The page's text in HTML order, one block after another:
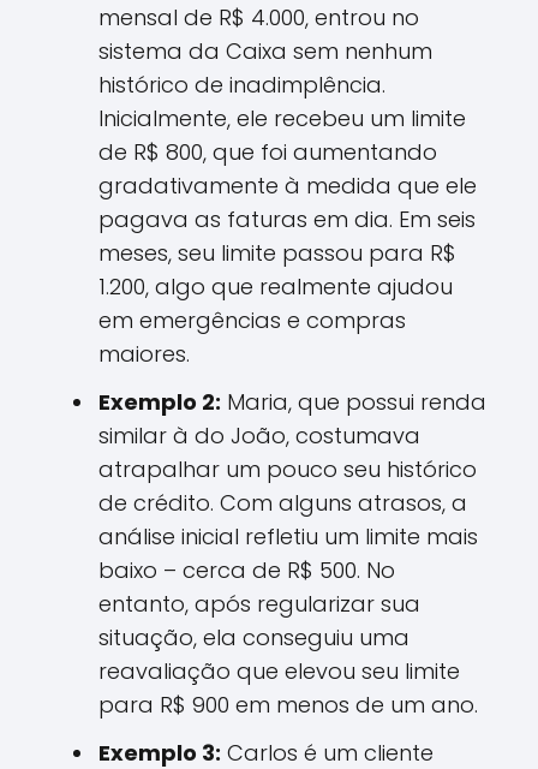
mensal de R$ 4.000, entrou no
sistema da Caixa sem nenhum
histórico de inadimplência.
Inicialmente, ele recebeu um limite
de R$ 800, que foi aumentando
gradativamente à medida que ele
pagava as faturas em dia. Em seis
meses, seu limite passou para R$
1.200, algo que realmente ajudou
em emergências e compras
maiores.
Exemplo 2: Maria, que possui renda
similar à do João, costumava
atrapalhar um pouco seu histórico
de crédito. Com alguns atrasos, a
análise inicial refletiu um limite mais
baixo – cerca de R$ 500. No
entanto, após regularizar sua
situação, ela conseguiu uma
reavaliação que elevou seu limite
para R$ 900 em menos de um ano.
Exemplo 3: Carlos é um cliente